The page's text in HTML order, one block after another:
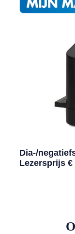
Dia-/
Lezersprijs €